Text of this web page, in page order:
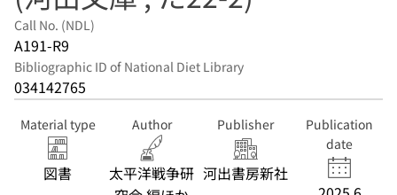
Call No. (NDL)
A191-R9
Bibliographic ID of National Diet Library
034142765
Material type
図書
Author
太平洋戦争研
Publisher
河出書房新社
Publication
date